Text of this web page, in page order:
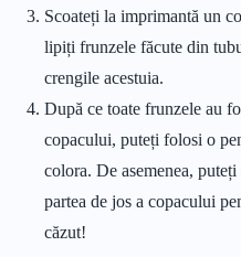
Scoateți la imprimantă un
lipiți frunzele făcute din
crengile acestuia.
După ce toate frunzele au
copacului, puteți folosi o
colora. De asemenea,
partea de jos a copacului
căzut!